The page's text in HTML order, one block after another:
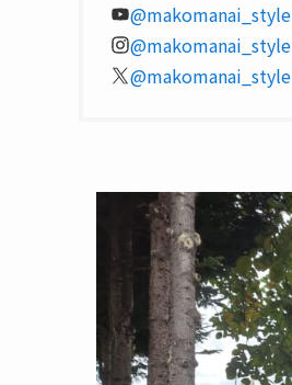
@makomanai_style
@makomanai_style
@makomanai_style